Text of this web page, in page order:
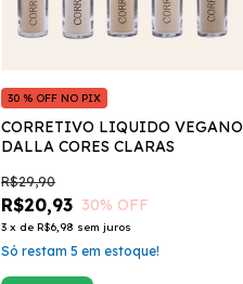
CORRETIVO LIQUIDO VEGANO
DALLA CORES CLARAS
R$20,93
R$29,90
30% OFF
3 x de R$6,98 sem juros
30 % OFF NO PIX
Só restam 5 em estoque!